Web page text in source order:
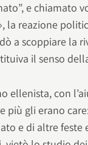
e chiamato
la reazione
a scoppiare la
il senso
ellenista, con
più gli erano
e di altre feste